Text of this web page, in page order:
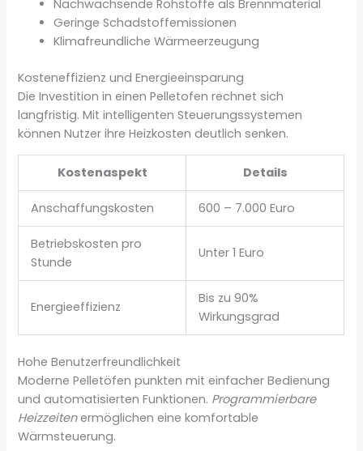
Nachwachsende Rohstoffe als Brennmaterial
Geringe Schadstoffemissionen
Klimafreundliche Wärmeerzeugung
Kosteneffizienz und Energieeinsparung
Die Investition in einen Pelletofen rechnet sich
langfristig. Mit intelligenten Steuerungssystemen
können Nutzer ihre Heizkosten deutlich senken.
Kostenaspekt Details
Anschaffungskosten 600 – 7.000 Euro
Betriebskosten pro
Stunde
Unter 1 Euro
Energieeffizienz
Bis zu 90%
Wirkungsgrad
Hohe Benutzerfreundlichkeit
Moderne Pelletöfen punkten mit einfacher Bedienung
und automatisierten Funktionen. Programmierbare
Heizzeitenermöglichen eine komfortable
Wärmsteuerung.